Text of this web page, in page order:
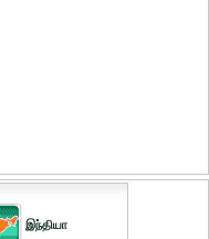
இந்தியா